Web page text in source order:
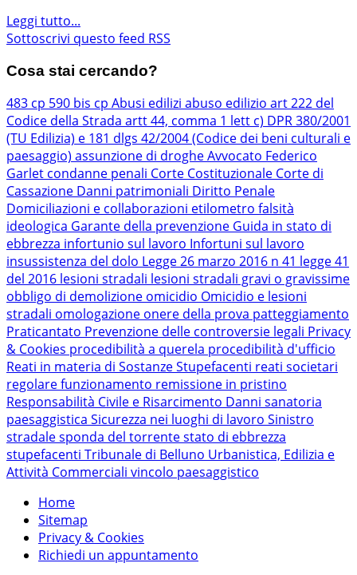
Leggi tutto...
Sottoscrivi questo feed RSS
Cosa stai cercando?
483 cp 590 bis cp Abusi edilizi abuso edilizio art 222 del
Codice della Strada artt 44, comma 1 lett c) DPR 380/2001
(TU Edilizia) e 181 dlgs 42/2004 (Codice dei beni culturali e
paesaggio) assunzione di drogheAvvocato Federico
Garlet condanne penali Corte Costituzionale Corte di
Cassazione Danni patrimoniali Diritto Penale
Domiciliazioni e collaborazioni etilometro falsità
ideologica Garante della prevenzione Guida in stato di
ebbrezza infortunio sul lavoro Infortuni sul lavoro
insussistenza del dolo Legge 26 marzo 2016 n 41 legge 41
del 2016 lesioni stradali lesioni stradali gravi o gravissime
obbligo di demolizione omicidio Omicidio e lesioni
stradali omologazione onere della prova patteggiamento
Praticantato Prevenzione delle controversie legali Privacy
& Cookies procedibilità a querela procedibilità d'ufficio
Reati in materia di Sostanze Stupefacenti reati societari
regolare funzionamento remissione in pristino
Responsabilità Civile e Risarcimento Danni sanatoria
paesaggistica Sicurezza nei luoghi di lavoro Sinistro
stradalesponda del torrentestato di ebbrezza
stupefacenti Tribunale di Belluno Urbanistica, Edilizia e
Attività Commerciali vincolo paesaggistico
Home
Sitemap
Privacy & Cookies
Richiedi un appuntamento